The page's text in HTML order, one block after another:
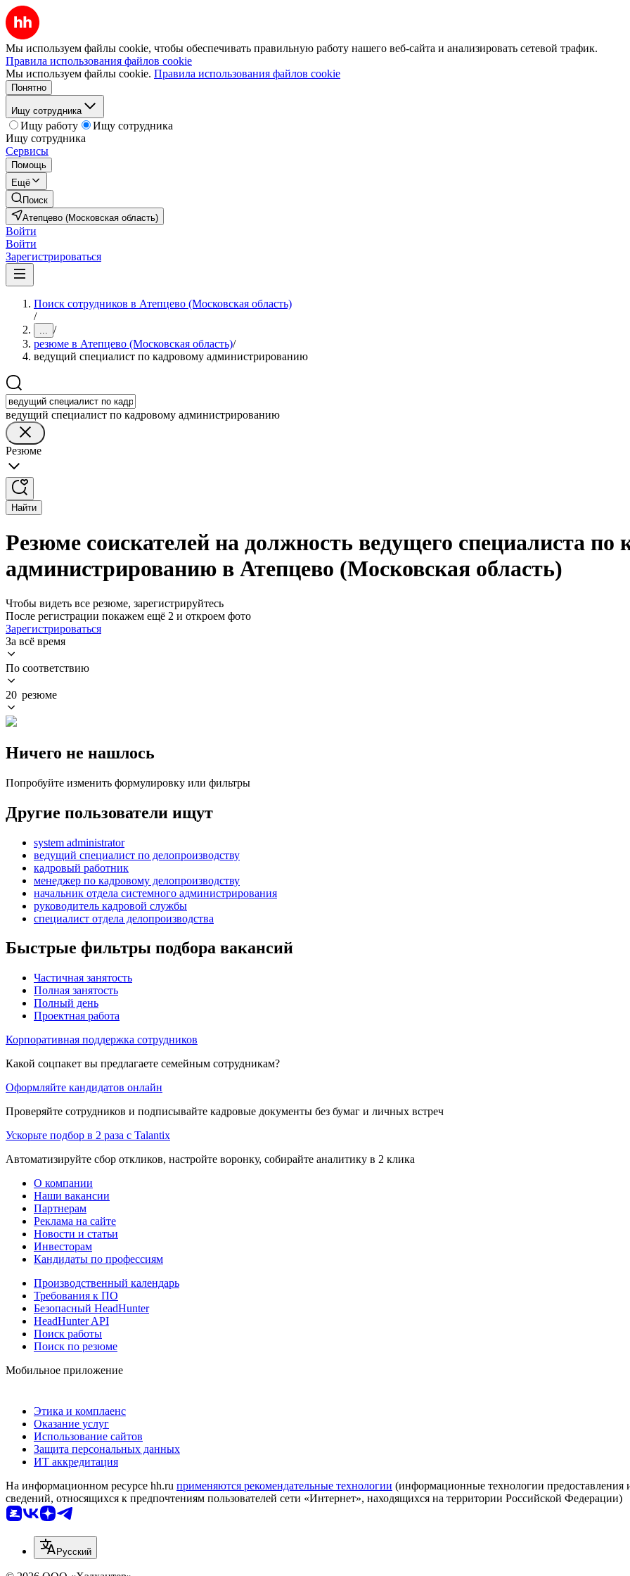
Мы используем файлы cookie, чтобы обеспечивать правильную работу нашего веб-сайта и анализировать сетевой трафик.
Правила использования файлов cookie
Мы используем файлы cookie. Правила использования файлов cookie
Понятно
Ищу сотрудника
Ищу работу
Ищу сотрудника
Ищу сотрудника
Сервисы
Помощь
Ещё
Поиск
Атепцево (Московская область)
Войти
Войти
Зарегистрироваться
Поиск сотрудников в Атепцево (Московская область)
/
... /
резюме в Атепцево (Московская область)/
ведущий специалист по кадровому администрированию
ведущий специалист по кадровому администрированию
Резюме
Найти
Резюме соискателей на должность ведущего специалиста по
администрированию в Атепцево (Московская область)
Чтобы видеть все резюме, зарегистрируйтесь
После регистрации покажем ещё 2 и откроем фото
Зарегистрироваться
За всё время
По соответствию
20 резюме
Ничего не нашлось
Попробуйте изменить формулировку или фильтры
Другие пользователи ищут
system administrator
ведущий специалист по делопроизводству
кадровый работник
менеджер по кадровому делопроизводству
начальник отдела системного администрирования
руководитель кадровой службы
специалист отдела делопроизводства
Быстрые фильтры подбора вакансий
Частичная занятость
Полная занятость
Полный день
Проектная работа
Корпоративная поддержка сотрудников
Какой соцпакет вы предлагаете семейным сотрудникам?
Оформляйте кандидатов онлайн
Проверяйте сотрудников и подписывайте кадровые документы без бумаг и личных встреч
Ускорьте подбор в 2 раза с Talantix
Автоматизируйте сбор откликов, настройте воронку, собирайте аналитику в 2 клика
О компании
Наши вакансии
Партнерам
Реклама на сайте
Новости и статьи
Инвесторам
Кандидаты по профессиям
Производственный календарь
Требования к ПО
Безопасный HeadHunter
HeadHunter API
Поиск работы
Поиск по резюме
Мобильное приложение
Этика и комплаенс
Оказание услуг
Использование сайтов
Защита персональных данных
ИТ аккредитация
На информационном ресурсе hh.ru применяются рекомендательные технологии (информационные технологии предоставления
сведений, относящихся к предпочтениям пользователей сети «Интернет», находящихся на территории Российской Федерации)
Русский